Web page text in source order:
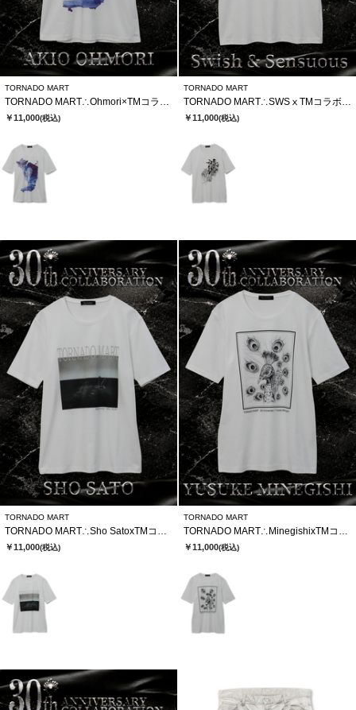
TORNADO MART
TORNADO MART∴Ohmori×TMコラボTシャツ
￥11,000(税込)
TORNADO MART
TORNADO MART∴SWSⅹTMコラボTシャツ
￥11,000(税込)
TORNADO MART
TORNADO MART∴Sho SatoxTMコラボTシャツ
￥11,000(税込)
TORNADO MART
TORNADO MART∴MinegishixTMコラボTシャツ
￥11,000(税込)